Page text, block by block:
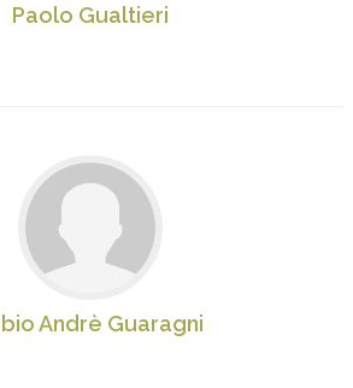
Paolo Gualtieri
Andrè Guaragni